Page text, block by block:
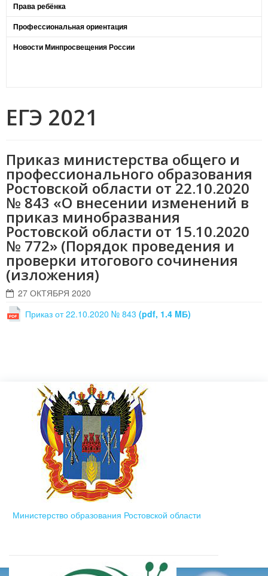
Права ребёнка
Профессиональная ориентация
Новости Минпросвещения России
ЕГЭ 2021
Приказ министерства общего и
профессионального образования
Ростовской области от 22.10.2020
№ 843 «О внесении изменений в
приказ минобразвания
Ростовской области от 15.10.2020
№ 772» (Порядок проведения и
проверки итогового сочинения
(изложения)
27 ОКТЯБРЯ 2020
Приказ от 22.10.2020 № 843 (pdf, 1.4 MБ)
Министерство образования Ростовской области